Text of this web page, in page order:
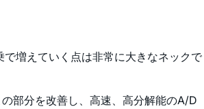
増えていく点は非常に大きなネックで
部分を改善し、高速、高分解能のA/D